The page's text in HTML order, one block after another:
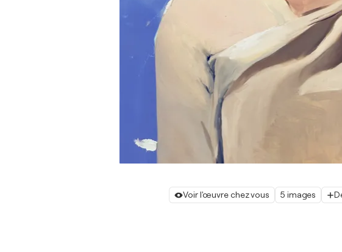
Voir l'œuvre chez vous 5 images